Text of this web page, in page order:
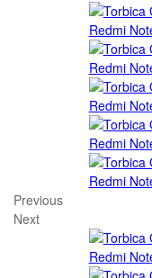
Previous
Next